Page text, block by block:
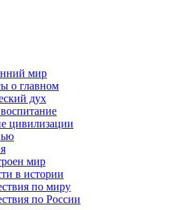
мир
о главном
дух
цивилизации
мир
в истории
по миру
по России